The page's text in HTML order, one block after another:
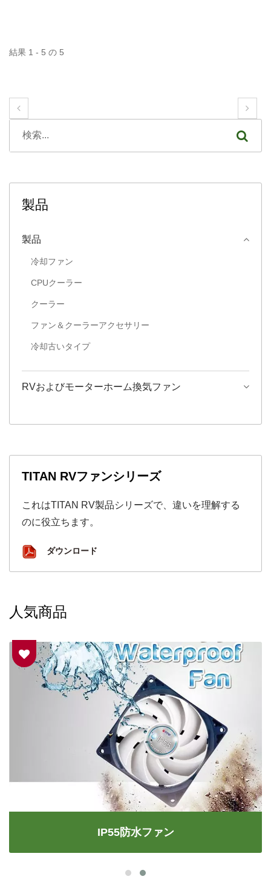
結果 1 - 5 の 5
製品
製品
冷却ファン
CPUクーラー
クーラー
ファン＆クーラーアクセサリー
冷却古いタイプ
RVおよびモーターホーム換気ファン
TITAN RVファンシリーズ
これはTITAN RV製品シリーズで、違いを理解する
のに役立ちます。
ダウンロード
人気商品
IP55防水ファン